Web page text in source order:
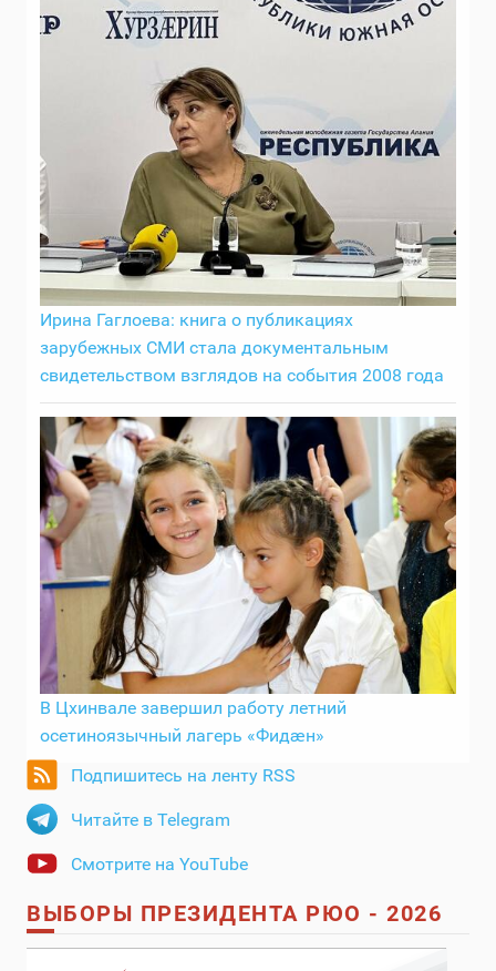
Ирина Гаглоева: книга о публикациях
зарубежных СМИ стала документальным
свидетельством взглядов на события 2008 года
В Цхинвале завершил работу летний
осетиноязычный лагерь «Фидӕн»
Подпишитесь на ленту RSS
Читайте в Telegram
Смотрите на YouTube
ВЫБОРЫ ПРЕЗИДЕНТА РЮО - 2026